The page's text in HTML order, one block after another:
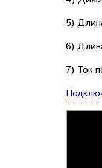
5)
6)
7) Ток